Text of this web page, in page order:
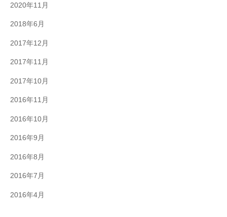
2020年11月
2018年6月
2017年12月
2017年11月
2017年10月
2016年11月
2016年10月
2016年9月
2016年8月
2016年7月
2016年4月